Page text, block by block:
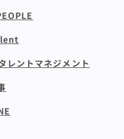
レントマネジメント